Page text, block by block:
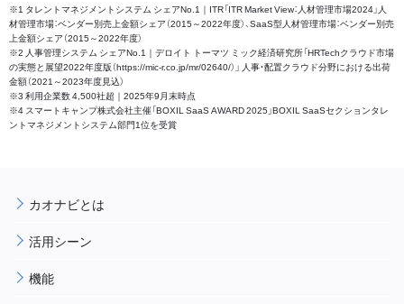
※1 タレントマネジメントシステム シェアNo.1｜ITR「ITR Market View：人材管理市場2024」人
材管理市場：ベンダー別売上金額シェア（2015～2022年度）、SaaS型人材管理市場：ベンダー別売
上金額シェア（2015～2022年度）
※2 人事管理システム シェアNo.1｜デロイト トーマツ ミック経済研究所「HRTechクラウド市場
の実態と展望2022年度版（https://mic-r.co.jp/mr/02640/）」 人事・配置クラウド分野における出荷
金額（2021～2023年度見込）
※3 利用企業数 4,500社超｜2025年9月末時点
※4 スマートキャンプ株式会社主催「BOXIL SaaS AWARD 2025」BOXIL SaaSセクションタレ
ントマネジメントシステム部門1位を受賞
カオナビとは
活用シーン
機能